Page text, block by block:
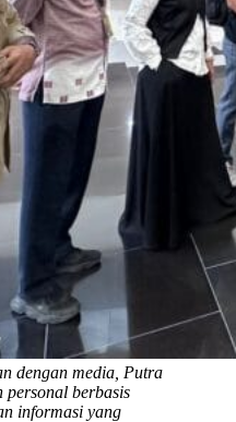
dengan media, Putra
personal berbasis
informasi yang